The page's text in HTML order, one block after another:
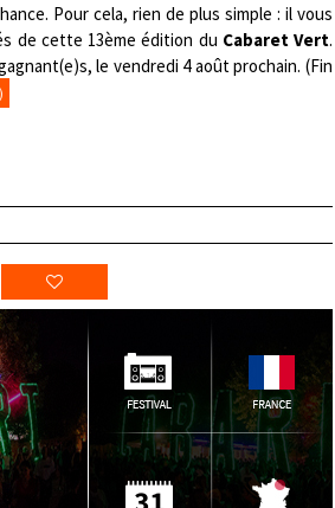
Pour cela, rien de plus simple : il vous
de cette 13ème édition du Cabaret Vert.
le vendredi 4 août prochain. (Fin